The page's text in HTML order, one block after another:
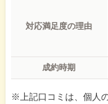
対応満足度の理由
成約時期
※上記口コミは、個人